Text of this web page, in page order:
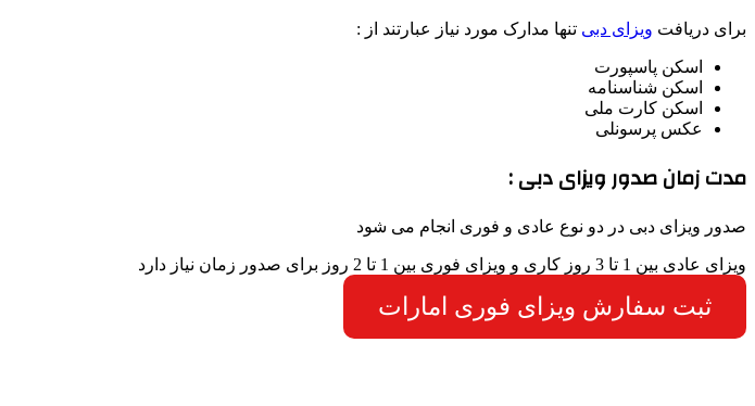
برای دریافت ویزای دبی تنها مدارک مورد نیاز عبارتند از :
اسکن پاسپورت
اسکن شناسنامه
اسکن کارت ملی
عکس پرسونلی
مدت زمان صدور ویزای دبی :
صدور ویزای دبی در دو نوع عادی و فوری انجام می شود
ویزای عادی بین 1 تا 3 روز کاری و ویزای فوری بین 1 تا 2 روز برای صدور زمان نیاز دارد
ثبت سفارش ویزای فوری امارات